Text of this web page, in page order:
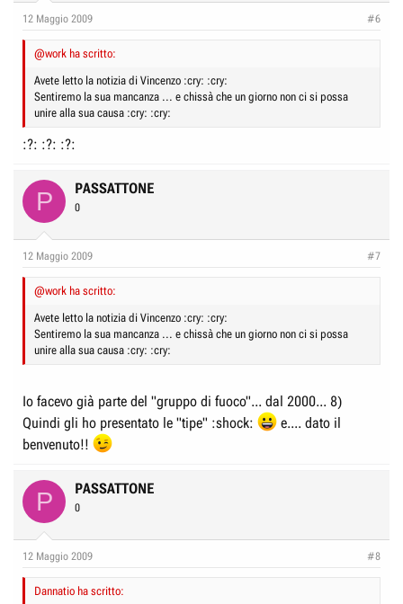
12 Maggio 2009 #6
@work ha scritto:
Avete letto la notizia di Vincenzo :cry: :cry:
Sentiremo la sua mancanza ... e chissà che un giorno non ci si possa
unire alla sua causa :cry: :cry:
:?: :?: :?:
P PASSATTONE
0
12 Maggio 2009 #7
@work ha scritto:
Avete letto la notizia di Vincenzo :cry: :cry:
Sentiremo la sua mancanza ... e chissà che un giorno non ci si possa
unire alla sua causa :cry: :cry:
Io facevo già parte del "gruppo di fuoco"... dal 2000... 8)
Quindi gli ho presentato le "tipe" :shock:
e.... dato il
benvenuto!!
P PASSATTONE
0
12 Maggio 2009 #8
Dannatio ha scritto: